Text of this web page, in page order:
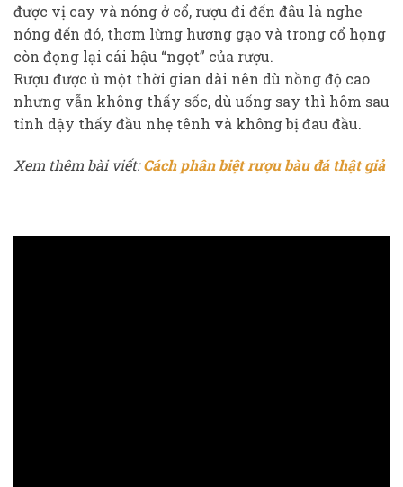
được vị cay và nóng ở cổ, rượu đi đến đâu là nghe
nóng đến đó, thơm lừng hương gạo và trong cổ họng
còn đọng lại cái hậu “ngọt” của rượu.
Rượu được ủ một thời gian dài nên dù nồng độ cao
nhưng vẫn không thấy sốc, dù uống say thì hôm sau
tỉnh dậy thấy đầu nhẹ tênh và không bị đau đầu.
Xem thêm bài viết:Cách phân biệt rượu bàu đá thật giả